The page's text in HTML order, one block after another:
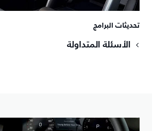
تحديثات البرامج
الأسئلة المتداولة